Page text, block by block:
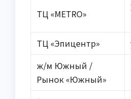
ТЦ «METRO»
ТЦ «Эпицентр»
ж/м Южный /
Рынок «Южный»